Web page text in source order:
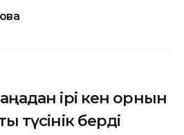
ірі кен орнын
түсінік берді